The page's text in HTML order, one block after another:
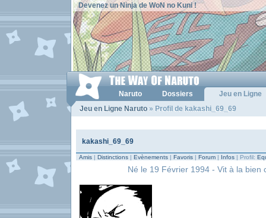
Devenez un Ninja de WoN no Kuni !
Naruto Dossiers
Jeu en Ligne
Jeu en Ligne Naruto » Profil de kakashi_69_69
kakashi_69_69
Amis | Distinctions | Evènements | Favoris | Forum | Infos | Profil:
Né le 19 Février 1994 - Vit à la